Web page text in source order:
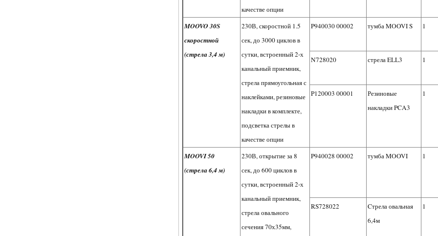
качестве опции
MOOVO 30S
скоростной
(стрела 3,4 м)
230В, скоростной 1.5
сек, до 3000 циклов в
сутки, встроенный 2-х
канальный приемник,
стрела прямоугольная с
наклейками, резиновые
накладки в комплекте,
подсветка стрелы в
качестве опции
P940030 00002 тумба MOOVI S 1
N728020 стрела ELL3 1
P120003 00001
Резиновые
накладки PCA3
1
MOOVI 50
(стрела 6,4 м)
230В, открытие за 8
сек, до 600 циклов в
сутки, встроенный 2-х
канальный приемник,
стрела овального
сечения 70х35мм,
P940028 00002 тумба MOOVI 1
RS728022
Cтрела овальная
6,4м
1